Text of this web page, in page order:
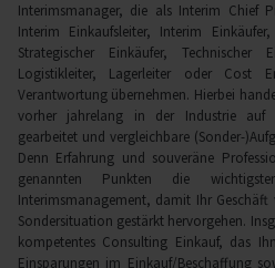
Interimsmanager, die als Interim Chief
Interim Einkaufsleiter, Interim Einkäufer, Interim Manager Einkauf,
Strategischer Einkäufer, Technischer
Logistikleiter, Lagerleiter oder Cost
Verantwortung übernehmen. Hierbei
vorher jahrelang in der Industrie auf
gearbeitet und vergleichbare (Sonder-
Denn Erfahrung und souveräne
genannten Punkten die
Interimsmanagement, damit Ihr Geschäft
Sondersituation gestärkt hervorgehen. Insgesamt verstehen wir uns als
kompetentes Consulting Einkauf, das
Einsparungen im Einkauf/Beschaffung